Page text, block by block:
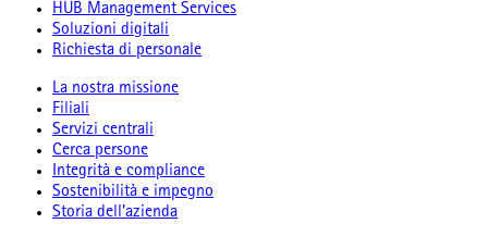
HUB Management Services
Soluzioni digitali
Richiesta di personale
La nostra missione
Filiali
Servizi centrali
Cerca persone
Integrità e compliance
Sostenibilità e impegno
Storia dell’azienda